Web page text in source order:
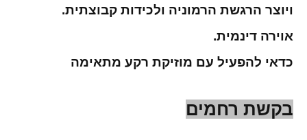
ויוצר הרגשת הרמוניה ולכידות קבוצתית.
אוירה דינמית.
כדאי להפעיל עם מוזיקת רקע מתאימה
בקשת רחמים